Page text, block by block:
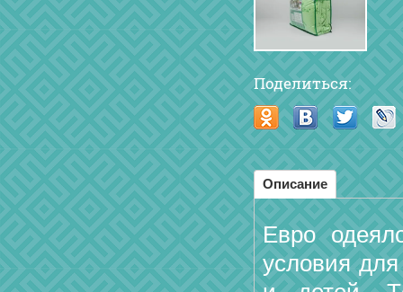
Поделиться:
Описание
Евро
условия для